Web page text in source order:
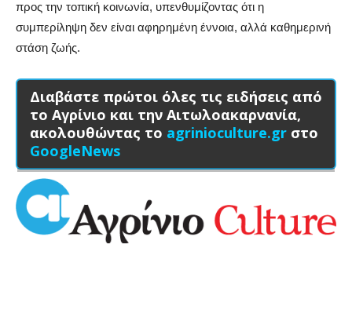
προς την τοπική κοινωνία, υπενθυμίζοντας ότι η
συμπερίληψη δεν είναι αφηρημένη έννοια, αλλά καθημερινή
στάση ζωής.
Διαβάστε πρώτοι όλες τις ειδήσεις από
το Αγρίνιο και την Αιτωλοακαρνανία,
ακολουθώντας το agrinioculture.gr στο
GoogleNews